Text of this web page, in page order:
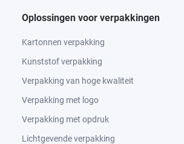
Oplossingen voor verpakkingen
Kartonnen verpakking
Kunststof verpakking
Verpakking van hoge kwaliteit
Verpakking met logo
Verpakking met opdruk
Lichtgevende verpakking